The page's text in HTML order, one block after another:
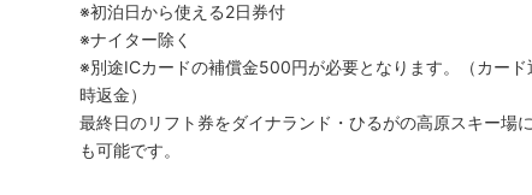
※初泊日から使える2日券付
※ナイター除く
※別途ICカードの補償金500円が必要となります。（カード
時返金）
最終日のリフト券をダイナランド・ひるがの高原スキー場
も可能です。